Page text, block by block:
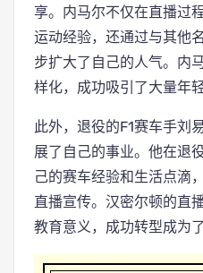
享。内马尔不仅在直播过
运动经验，还通过与其他
步扩大了自己的人气。内
样化，成功吸引了大量年
此外，退役的F1赛车手刘
展了自己的事业。他在退
己的赛车经验和生活点滴
直播宣传。汉密尔顿的直
教育意义，成功转型成为